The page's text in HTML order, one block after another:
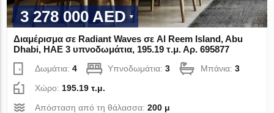
3 278 000 AED
Διαμέρισμα σε Radiant Waves σε Al Reem Island, Abu
Dhabi, ΗΑΕ 3 υπνοδωμάτια, 195.19 τ.μ. Αρ. 695877
Δωμάτια:4 Υπνοδωμάτια:3 Μπάνια:3
Χώρο: 195.19 τ.μ.
Απόσταση από τη θάλασσα:200 μ